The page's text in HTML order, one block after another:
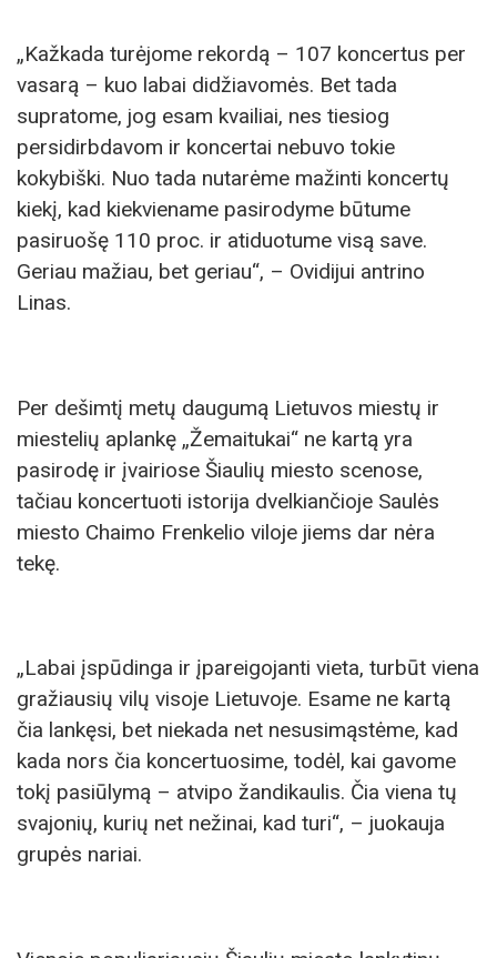
„Kažkada turėjome rekordą – 107 koncertus per
vasarą – kuo labai didžiavomės. Bet tada
supratome, jog esam kvailiai, nes tiesiog
persidirbdavom ir koncertai nebuvo tokie
kokybiški. Nuo tada nutarėme mažinti koncertų
kiekį, kad kiekviename pasirodyme būtume
pasiruošę 110 proc. ir atiduotume visą save.
Geriau mažiau, bet geriau“, – Ovidijui antrino
Linas.
Per dešimtį metų daugumą Lietuvos miestų ir
miestelių aplankę „Žemaitukai“ ne kartą yra
pasirodę ir įvairiose Šiaulių miesto scenose,
tačiau koncertuoti istorija dvelkiančioje Saulės
miesto Chaimo Frenkelio viloje jiems dar nėra
tekę.
„Labai įspūdinga ir įpareigojanti vieta, turbūt viena
gražiausių vilų visoje Lietuvoje. Esame ne kartą
čia lankęsi, bet niekada net nesusimąstėme, kad
kada nors čia koncertuosime, todėl, kai gavome
tokį pasiūlymą – atvipo žandikaulis. Čia viena tų
svajonių, kurių net nežinai, kad turi“, – juokauja
grupės nariai.